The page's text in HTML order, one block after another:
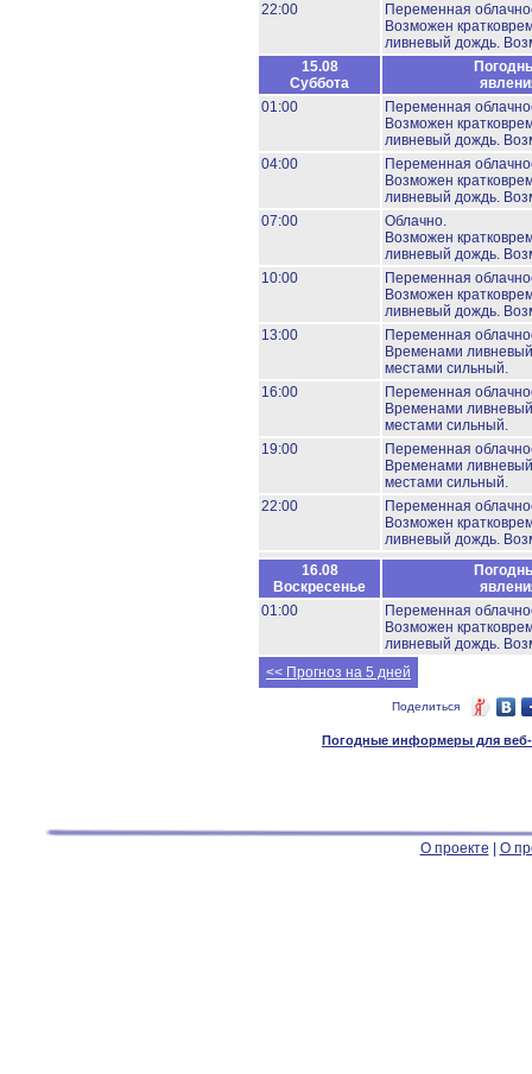
22:00
Переменная
Возможен
ливневый дождь.
15.08
Суббота
01:00
Переменная
Возможен
ливневый дождь.
04:00
Переменная
Возможен
ливневый дождь.
07:00
Облачно.
Возможен
ливневый дождь.
10:00
Переменная
Возможен
ливневый дождь.
13:00
Переменная
Временами
местами сильный.
16:00
Переменная
Временами
местами сильный.
19:00
Переменная
Временами
местами сильный.
22:00
Переменная
Возможен
ливневый дождь.
16.08
Воскресенье
01:00
Переменная
Возможен
ливневый дождь.
<< Прогноз на 5 дней
Поделиться
Погодные информеры для веб-
О проекте О